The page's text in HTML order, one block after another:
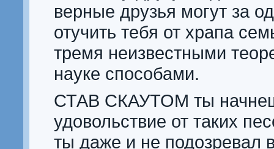
верные друзья могут за
отучить тебя от храпа
тремя неизвестными
науке способами.
СТАВ СКАУТОМ ты
удовольствие от таких
ты даже и не подозревал